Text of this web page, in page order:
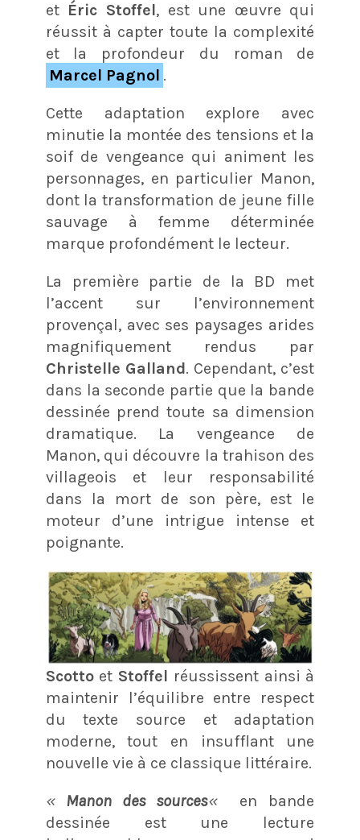
et Éric Stoffel, est une œuvre qui
réussit à capter toute la complexité
et la profondeur du roman de
Marcel Pagnol .
Cette adaptation explore avec
minutie la montée des tensions et la
soif de vengeance qui animent les
personnages, en particulier Manon,
dont la transformation de jeune fille
sauvage à femme déterminée
marque profondément le lecteur.
La première partie de la BD met
l’accent sur l’environnement
provençal, avec ses paysages arides
magnifiquement rendus par
Christelle Galland. Cependant, c’est
dans la seconde partie que la bande
dessinée prend toute sa dimension
dramatique. La vengeance de
Manon, qui découvre la trahison des
villageois et leur responsabilité
dans la mort de son père, est le
moteur d’une intrigue intense et
poignante.
Scotto et Stoffel réussissent ainsi à
maintenir l’équilibre entre respect
du texte source et adaptation
moderne, tout en insufflant une
nouvelle vie à ce classique littéraire.
« Manon des sources«
en bande
dessinée est une lecture